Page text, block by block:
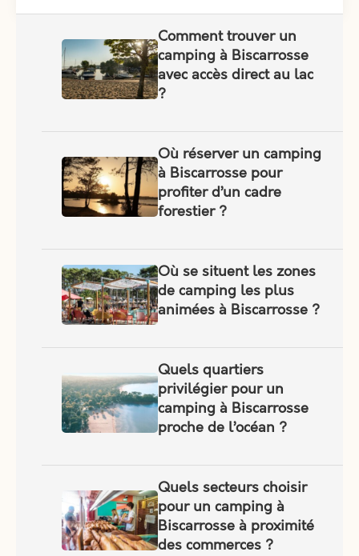
Comment trouver un
camping à Biscarrosse
avec accès direct au lac
?
Où réserver un camping
à Biscarrosse pour
profiter d’un cadre
forestier ?
Où se situent les zones
de camping les plus
animées à Biscarrosse ?
Quels quartiers
privilégier pour un
camping à Biscarrosse
proche de l’océan ?
Quels secteurs choisir
pour un camping à
Biscarrosse à proximité
des commerces ?